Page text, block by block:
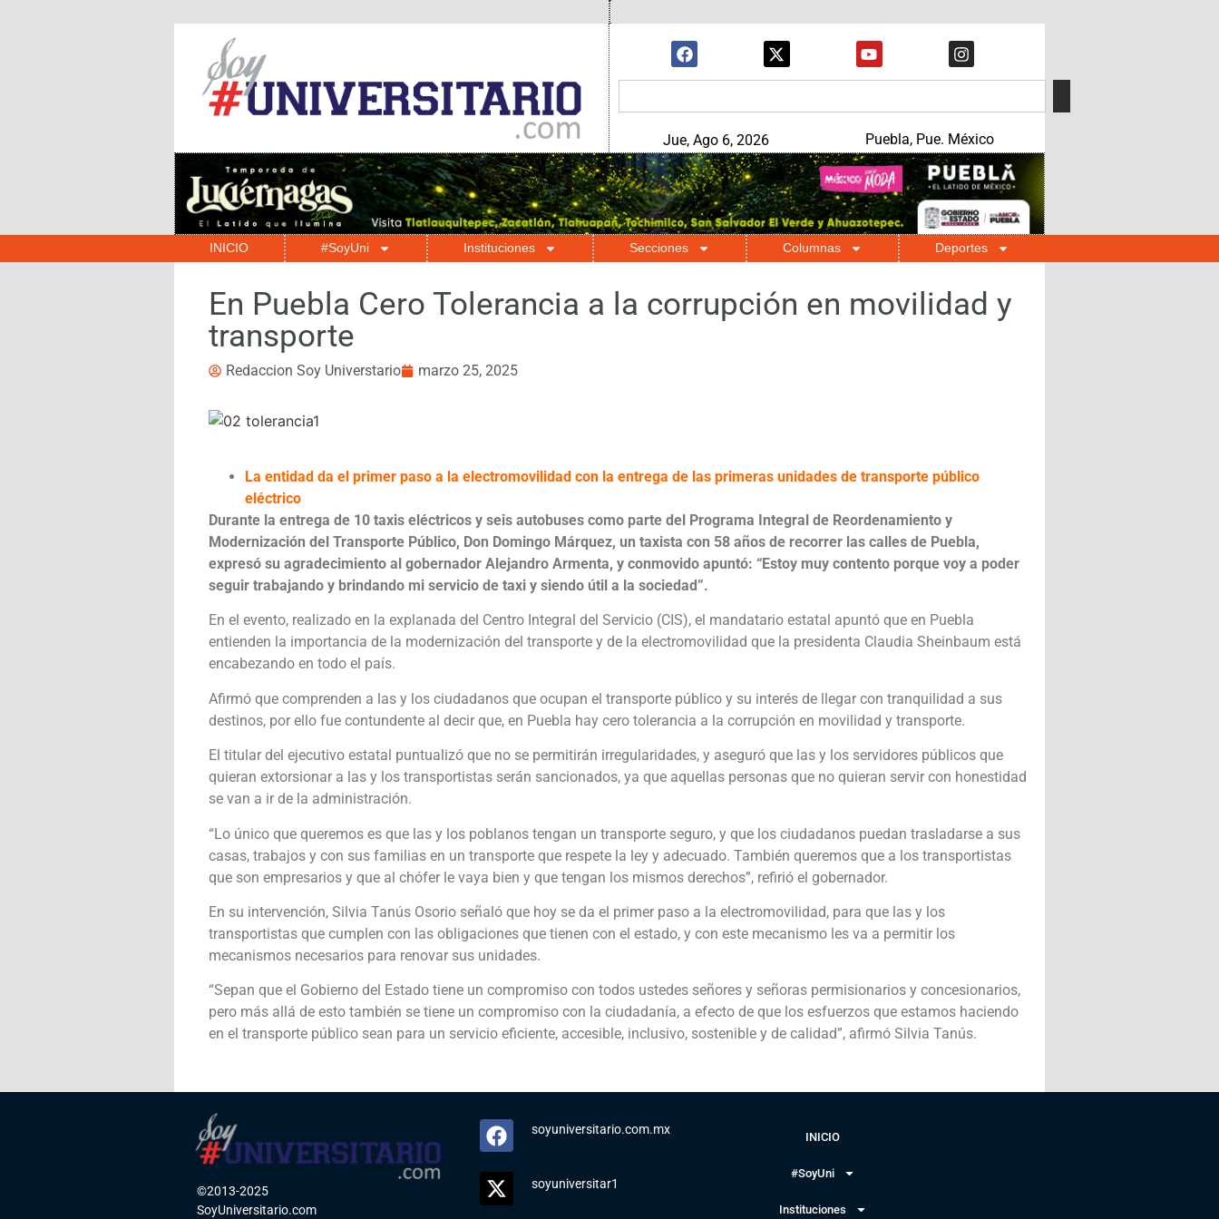
Jue, Ago 6, 2026 Puebla, Pue. México
INICIO #SoyUni Instituciones Secciones Columnas Deportes
En Puebla Cero Tolerancia a la corrupción en movilidad y
transporte
Redaccion Soy Universtario marzo 25, 2025
La entidad da el primer paso a la electromovilidad con la entrega de las primeras unidades de transporte público
eléctrico
Durante la entrega de 10 taxis eléctricos y seis autobuses como parte del Programa Integral de Reordenamiento y
Modernización del Transporte Público, Don Domingo Márquez, un taxista con 58 años de recorrer las calles de Puebla,
expresó su agradecimiento al gobernador Alejandro Armenta, y conmovido apuntó: “Estoy muy contento porque voy a poder
seguir trabajando y brindando mi servicio de taxi y siendo útil a la sociedad”.
En el evento, realizado en la explanada del Centro Integral del Servicio (CIS), el mandatario estatal apuntó que en Puebla
entienden la importancia de la modernización del transporte y de la electromovilidad que la presidenta Claudia Sheinbaum está
encabezando en todo el país.
Afirmó que comprenden a las y los ciudadanos que ocupan el transporte público y su interés de llegar con tranquilidad a sus
destinos, por ello fue contundente al decir que, en Puebla hay cero tolerancia a la corrupción en movilidad y transporte.
El titular del ejecutivo estatal puntualizó que no se permitirán irregularidades, y aseguró que las y los servidores públicos que
quieran extorsionar a las y los transportistas serán sancionados, ya que aquellas personas que no quieran servir con honestidad
se van a ir de la administración.
“Lo único que queremos es que las y los poblanos tengan un transporte seguro, y que los ciudadanos puedan trasladarse a sus
casas, trabajos y con sus familias en un transporte que respete la ley y adecuado. También queremos que a los transportistas
que son empresarios y que al chófer le vaya bien y que tengan los mismos derechos”, refirió el gobernador.
En su intervención, Silvia Tanús Osorio señaló que hoy se da el primer paso a la electromovilidad, para que las y los
transportistas que cumplen con las obligaciones que tienen con el estado, y con este mecanismo les va a permitir los
mecanismos necesarios para renovar sus unidades.
“Sepan que el Gobierno del Estado tiene un compromiso con todos ustedes señores y señoras permisionarios y concesionarios,
pero más allá de esto también se tiene un compromiso con la ciudadanía, a efecto de que los esfuerzos que estamos haciendo
en el transporte público sean para un servicio eficiente, accesible, inclusivo, sostenible y de calidad”, afirmó Silvia Tanús.
©2013-2025
SoyUniversitario.com
soyuniversitario.com.mx
soyuniversitar1
INICIO
#SoyUni
Instituciones